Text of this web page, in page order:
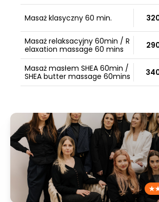
Masaż klasyczny 60 min.
Masaż relaksacyjny 60min / R
elaxation massage 60 mins
Masaż masłem SHEA 60min /
SHEA butter massage 60mins